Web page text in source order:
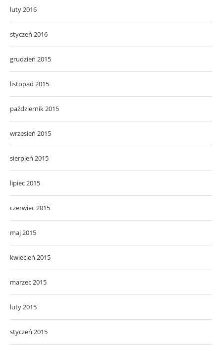
luty 2016
styczeń 2016
grudzień 2015
listopad 2015
październik 2015
wrzesień 2015
sierpień 2015
lipiec 2015
czerwiec 2015
maj 2015
kwiecień 2015
marzec 2015
luty 2015
styczeń 2015